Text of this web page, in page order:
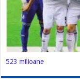
523 milioane